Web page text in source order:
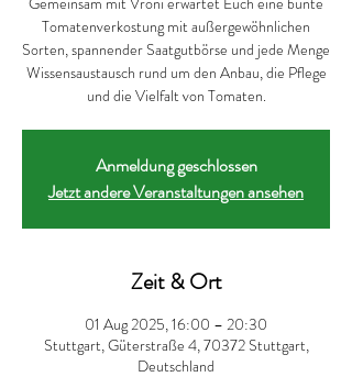
Tomatenverkostung mit außergewöhnlichen
Sorten, spannender Saatgutbörse und jede Menge
Wissensaustausch rund um den Anbau, die Pflege
und die Vielfalt von Tomaten.
Anmeldung geschlossen
Jetzt andere Veranstaltungen ansehen
Zeit & Ort
01 Aug 2025, 16:00 – 20:30
Stuttgart, Güterstraße 4, 70372 Stuttgart,
Deutschland